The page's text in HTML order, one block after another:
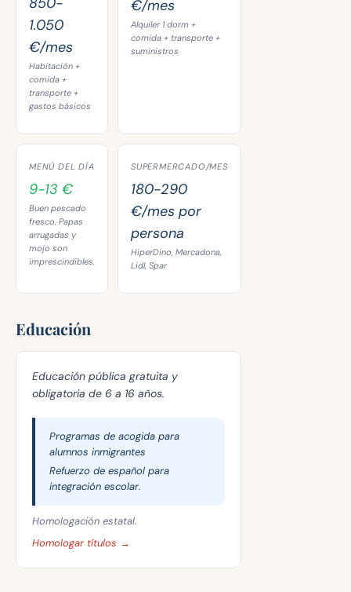
1.050
€/mes
Habitación +
comida +
transporte +
gastos básicos
€/mes
Alquiler 1 dorm +
comida + transporte +
suministros
MENÚ DEL DÍA
9-13 €
Buen pescado
fresco. Papas
arrugadas y
mojo son
imprescindibles.
SUPERMERCADO/MES
180-290
€/mes por
persona
HiperDino, Mercadona,
Lidl, Spar
Educación
Educación pública gratuita y
obligatoria de 6 a 16 años.
Programas de acogida para
alumnos inmigrantes
Refuerzo de español para
integración escolar.
Homologación estatal.
Homologar títulos →